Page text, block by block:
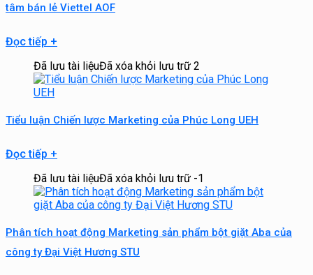
tâm bán lẻ Viettel AOF
Đọc tiếp +
Đã lưu tài liệuĐã xóa khỏi lưu trữ 2
Tiểu luận Chiến lược Marketing của Phúc Long UEH
Đọc tiếp +
Đã lưu tài liệuĐã xóa khỏi lưu trữ -1
Phân tích hoạt động Marketing sản phẩm bột giặt Aba của
công ty Đại Việt Hương STU